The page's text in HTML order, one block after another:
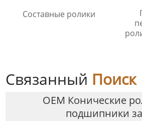
Составные ролики
Связанный Поиск
OEM Конические
подшипники